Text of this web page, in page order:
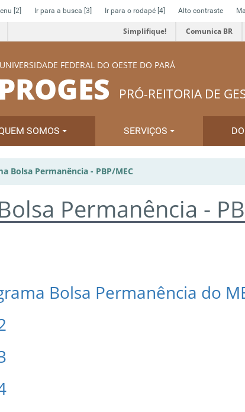
[2] Ir para a busca [3] Ir para o rodapé [4] Alto contraste
Simplifique! Comunica BR
UNIVERSIDADE FEDERAL DO OESTE DO PARÁ
PROGES PRÓ-REITORIA DE
SOMOS SERVIÇOS
Bolsa Permanência - PBP/MEC
Permanência -
Bolsa Permanência do